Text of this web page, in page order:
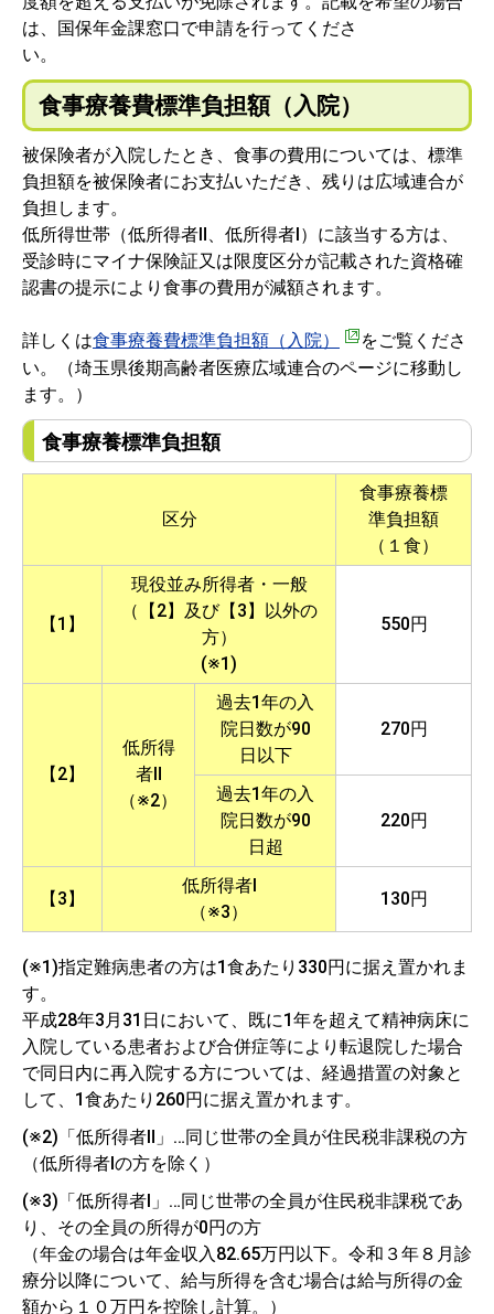
は、国保年金課窓口で申請を行ってくださ
い
食事療養費標準負担額（入院）
被保険者が入院したとき、食事の費用については、標準
負担額を被保険者にお支払いただき、残りは広域連合が
負担します。
低所得世帯（低所得者Ⅱ、低所得者Ⅰ）に該当する方は、
受診時にマイナ保険証又は限度区分が記載された資格確
認書の提示により食事の費用が減額されます。
詳しくは食事療養費標準負担額（入院）
をご覧くださ
い。（埼玉県後期高齢者医療広域連合のページに移動し
ます。）
食事療養標準負担額
区分
食事療養標
準負担額
（１食）
【1】
現役並み所得者・一般
（【2】及び【3】以外の
方）
(※1)
550円
【2】
低所得
者Ⅱ
（※2）
過去1年の入
院日数が90
日以下
270円
過去1年の入
院日数が90
日超
220円
【3】
低所得者Ⅰ
（※3）
130円
(※1)指定難病患者の方は1食あたり330円に据え置かれま
す。
平成28年3月31日において、既に1年を超えて精神病床に
入院している患者および合併症等により転退院した場合
で同日内に再入院する方については、経過措置の対象と
して、1食あたり260円に据え置かれます。
(※2)「低所得者Ⅱ」…同じ世帯の全員が住民税非課税の方
（低所得者Ⅰの方を除く）
(※3)「低所得者Ⅰ」…同じ世帯の全員が住民税非課税であ
り、その全員の所得が0円の方
（年金の場合は年金収入82.65万円以下。令和３年８月診
療分以降について、給与所得を含む場合は給与所得の金
額から１０万円を控除し計算。）